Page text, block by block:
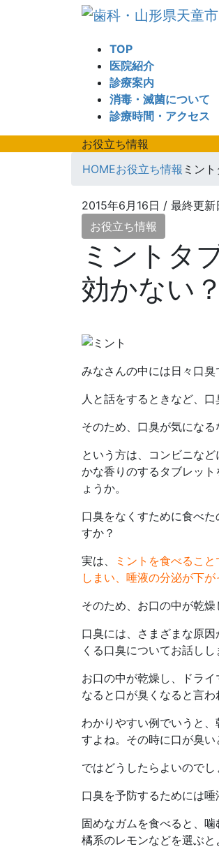
TOP
医院紹介
診療案内
消毒・滅菌について
診療時間・アクセス
お役立ち情報
HOMEお役立ち情報 ミン
2015年6月16日 / 最終更新
お役立ち情報
ミントタ
効かない
みなさんの中には日々口
人と話をするときなど、口
そのため、口臭が気になる
という方は、コンビニな
かな香りのするタブレッ
ょうか。
口臭をなくすために食べ
すか？
実は、
ミントを食べるこ
しまい、唾液の分泌が下が
そのため、お口の中が乾燥
口臭には、さまざまな原
くる口臭についてお話しし
お口の中が乾燥し、ドラ
なると口が臭くなると言わ
わかりやすい例でいうと
すよね。その時に口が臭
ではどうしたらよいのでし
口臭を予防するためには唾
固めなガムを食べると、
橘系のレモンなどを選ぶと